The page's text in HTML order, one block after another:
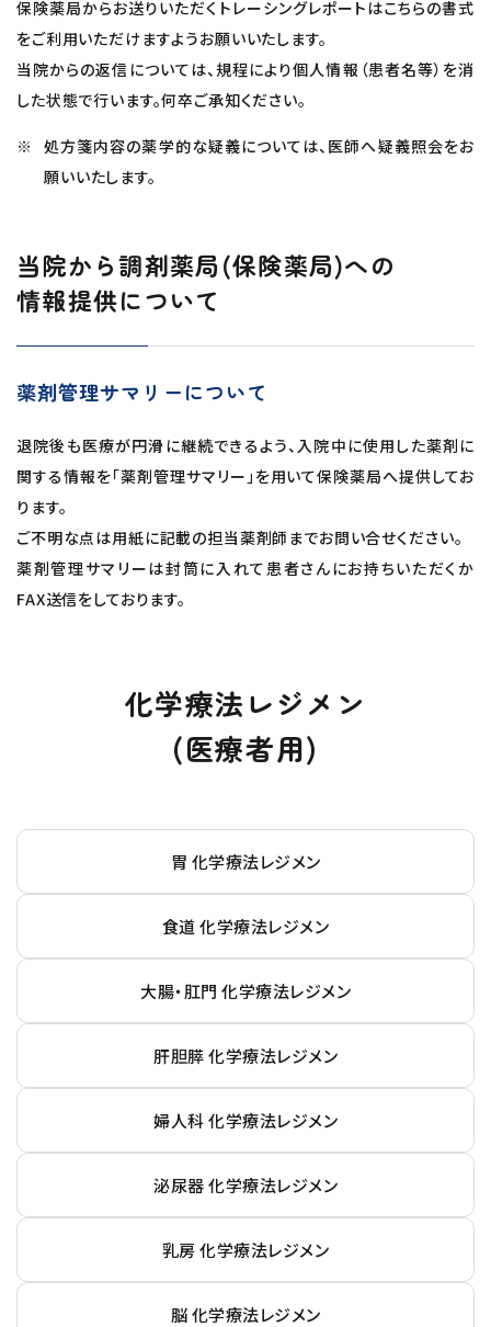
保険薬局からお送りいただくトレーシングレポートはこちらの書式
をご利用いただけますようお願いいたします。
当院からの返信については、規程により個人情報（患者名等）を消
した状態で行います。何卒ご承知ください。
処方箋内容の薬学的な疑義については、医師へ疑義照会をお
願いいたします。
当院から調剤薬局(保険薬局)への
情報提供について
薬剤管理サマリーについて
退院後も医療が円滑に継続できるよう、入院中に使用した薬剤に
関する情報を「薬剤管理サマリー」を用いて保険薬局へ提供してお
ります。
ご不明な点は用紙に記載の担当薬剤師までお問い合せください。
薬剤管理サマリーは封筒に入れて患者さんにお持ちいただくか
FAX送信をしております。
化学療法レジメン
(医療者用)
胃 化学療法レジメン
食道 化学療法レジメン
大腸・肛門 化学療法レジメン
肝胆膵 化学療法レジメン
婦人科 化学療法レジメン
泌尿器 化学療法レジメン
乳房 化学療法レジメン
脳 化学療法レジメン